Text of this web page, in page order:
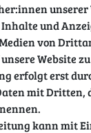
unserer
Inhalte und
von
Website
erfolgt erst
mit Dritten,
kann mit